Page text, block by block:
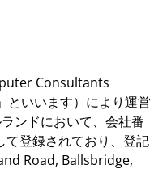
Consultants
といいます）により運営
ンドにおいて、会社番
登録されており、登記
Road, Ballsbridge,